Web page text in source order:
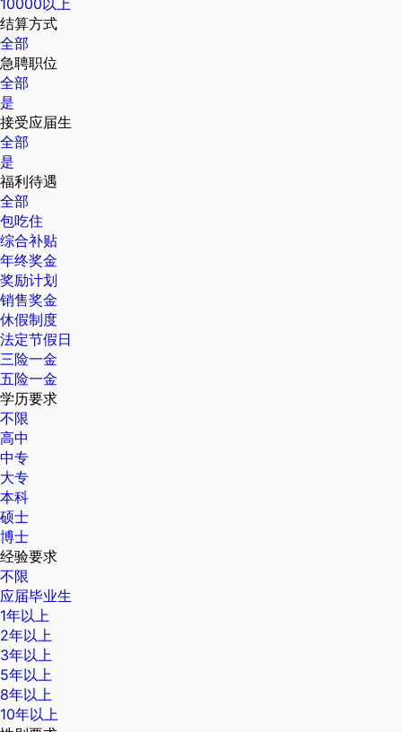
10000以上
结算方式
全部
急聘职位
全部
是
接受应届生
全部
是
福利待遇
全部
包吃住
综合补贴
年终奖金
奖励计划
销售奖金
休假制度
法定节假日
三险一金
五险一金
学历要求
不限
高中
中专
大专
本科
硕士
博士
经验要求
不限
应届毕业生
1年以上
2年以上
3年以上
5年以上
8年以上
10年以上